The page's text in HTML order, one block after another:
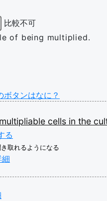
比較不可
of being multiplied.
ボタンはなに？
multipliable cells in the
る
取れるようになる
細